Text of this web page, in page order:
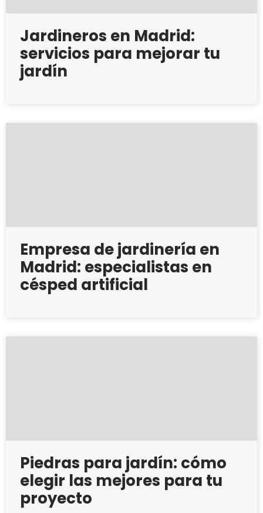
Jardineros en Madrid:
servicios para mejorar tu
jardín
Empresa de jardinería en
Madrid: especialistas en
césped artificial
Piedras para jardín: cómo
elegir las mejores para tu
proyecto